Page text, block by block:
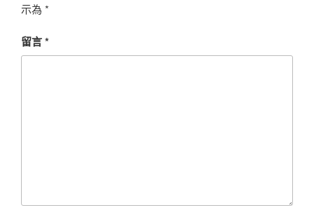
示為 *
留言*